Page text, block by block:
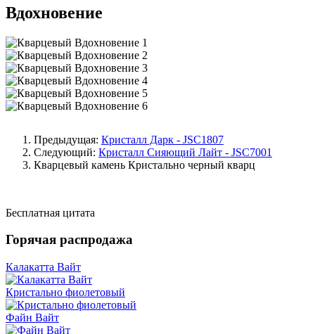
Вдохновение
Предыдущая: Кристалл Дарк - JSC1807
Следующий: Кристалл Сияющий Лайт - JSC7001
Кварцевый камень Кристально черный кварц
Бесплатная цитата
Горячая распродажа
Калакатта Вайт
Кристально фиолетовый
Файн Вайт